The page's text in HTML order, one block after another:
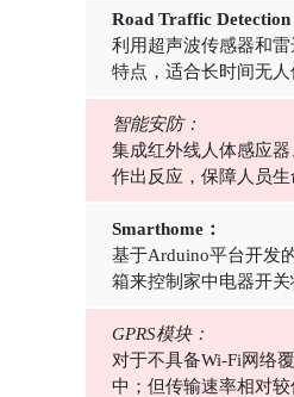
Road Traffic Detection
利用超声波传感器和
特点，适合长时间无人
智能安防：
集成红外线人体感应
作出反应，保障人员生
Smarthome：
基于Arduino平台开发
箱来控制家中电器开关
GPRS模块：
对于不具备Wi-Fi网络
中；但传输速率相对较